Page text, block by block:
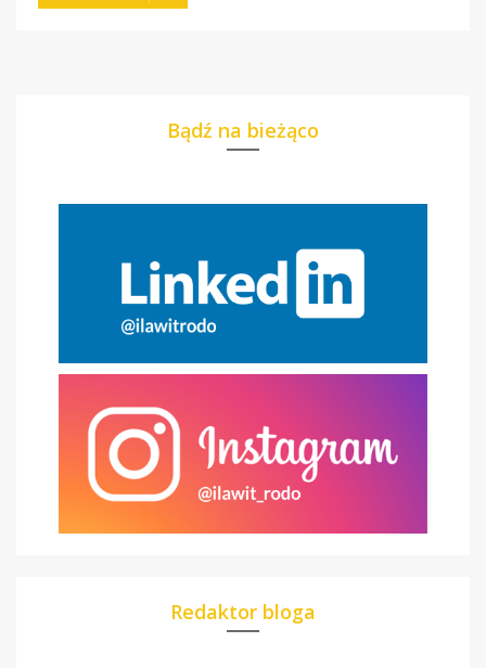
Bądź na bieżąco
Redaktor bloga